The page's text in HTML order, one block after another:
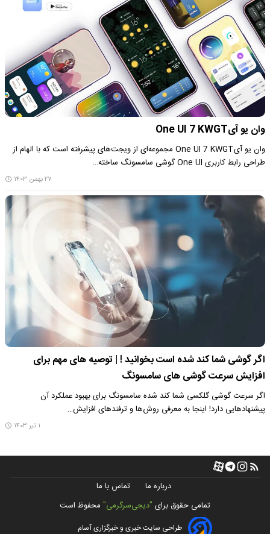
وان یو آیOne UI 7 KWGT
وان یو آیOne UI 7 KWGT مجموعه‌ای از ویجت‌های پیشرفته است که با الهام از
طراحی رابط کاربری One UI گوشی سامسونگ ساخته…
۲۷ بهمن ۱۴۰۳
اگر گوشی شما کند شده است بخوانید ! | توصیه های مهم برای
افزایش سرعت گوشی های سامسونگ
اگر سرعت گوشی گلکسی شما کند شده سامسونگ برای بهبود عملکرد آن
پیشنهادهایی دارد! اینجا به معرفی روش‌ها و ترفندهای افزایش…
۱ تیر ۱۴۰۳
درباره ما
تماس با ما
تمامی حقوق برای "دیجی‌سرگرمی" محفوظ است
طراحی سایت خبری و خبرگزاری آسام